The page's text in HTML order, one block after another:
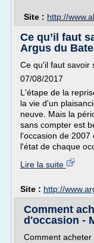
Site : http://
Ce qu’il faut
Argus du
Ce qu'il faut savoir
07/08/2017
L'étape de la
la vie d'un
neuve. Mais la
sans compter est
l'occasion de 2007
l'état de chaque
Lire la suite
Site : http://
Comment
d'occasion -
Comment